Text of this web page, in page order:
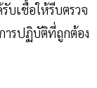
บเชื้อให้รีบตรวจ
ารปฏิบัติที่ถูกต้อง